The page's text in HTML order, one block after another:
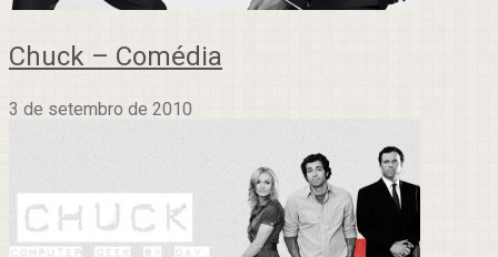
Chuck – Comédia
3 de setembro de 2010